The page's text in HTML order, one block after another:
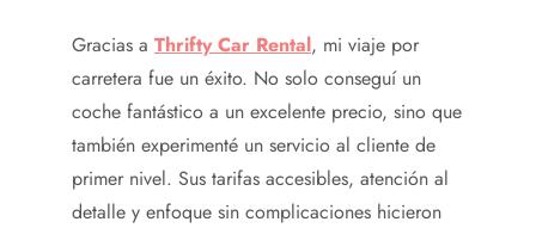
Gracias a Thrifty Car Rental, mi viaje por
carretera fue un éxito. No solo conseguí un
coche fantástico a un excelente precio, sino que
también experimenté un servicio al cliente de
primer nivel. Sus tarifas accesibles, atención al
detalle y enfoque sin complicaciones hicieron